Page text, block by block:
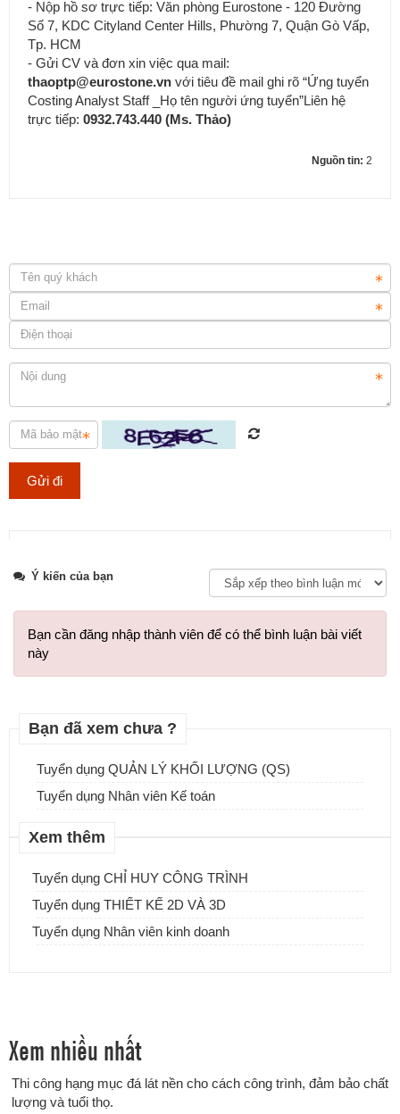
- Nộp hồ sơ trực tiếp: Văn phòng Eurostone - 120 Đường
Số 7, KDC Cityland Center Hills, Phường 7, Quận Gò Vấp,
Tp. HCM
- Gửi CV và đơn xin việc qua mail:
thaoptp@eurostone.vn với tiêu đề mail ghi rõ “Ứng tuyển
Costing Analyst Staff _Họ tên người ứng tuyển”Liên hệ
trực tiếp: 0932.743.440 (Ms. Thảo)
Nguồn tin: 2
Ý kiến của bạn
Bạn cần đăng nhập thành viên để có thể bình luận bài viết
này
Bạn đã xem chưa ?
Tuyển dụng QUẢN LÝ KHỐI LƯỢNG (QS)
Tuyển dụng Nhân viên Kế toán
Xem thêm
Tuyển dụng CHỈ HUY CÔNG TRÌNH
Tuyển dụng THIẾT KẾ 2D VÀ 3D
Tuyển dụng Nhân viên kinh doanh
Xem nhiều nhất
Thi công hạng mục đá lát nền cho cách công trình, đảm bảo chất
lượng và tuổi thọ.
Cung cấp & thi công đá ốp cầu thang máy cho các công trình.
Lựa chọn đá ốp mặt bếp uy tín và chuyên nghiệp tại TP.HCM
lượng và tuổi thọ.
Đá tự nhiên ốp tường - Sự lựa chọn tuyệt vời cho ngôi nhà của